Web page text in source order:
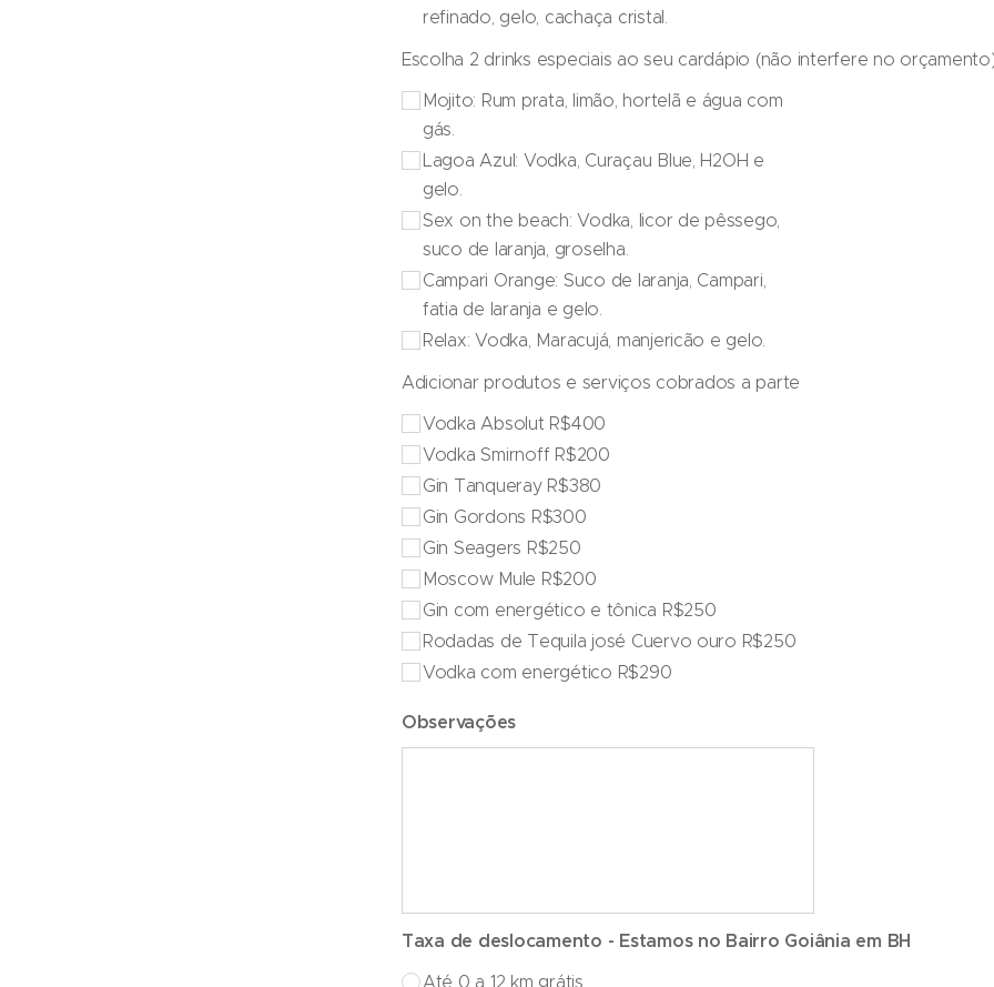
refinado, gelo, cachaça cristal.
Escolha 2 drinks especiais ao seu cardápio (não interfere no
Mojito: Rum prata, limão, hortelã e água com
gás.
Lagoa Azul: Vodka, Curaçau Blue, H2OH e
gelo.
Sex on the beach: Vodka, licor de pêssego,
suco de laranja, groselha.
Campari Orange: Suco de laranja, Campari,
fatia de laranja e gelo.
Relax: Vodka, Maracujá, manjericão e gelo.
Adicionar produtos e serviços cobrados a parte
Vodka Absolut R$400
Vodka Smirnoff R$200
Gin Tanqueray R$380
Gin Gordons R$300
Gin Seagers R$250
Moscow Mule R$200
Gin com energético e tônica R$250
Rodadas de Tequila josé Cuervo ouro R$250
Vodka com energético R$290
Observações
Taxa de deslocamento - Estamos no Bairro Goiânia em BH
Até 0 a 12 km grátis